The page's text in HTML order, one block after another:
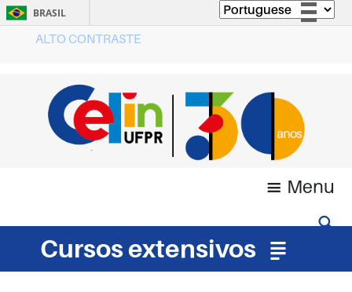
BRASIL
Acesso à informação
Legislação
Canais
ALTO CONTRASTE
Menu
Cursos extensivos